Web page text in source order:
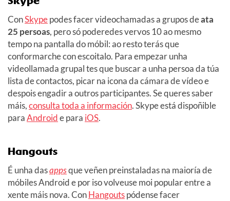
ConSkypepodes facer videochamadas a grupos deata
25 persoas, pero só poderedes vervos 10 ao mesmo
tempo na pantalla do móbil: ao resto terás que
conformarche con escoitalo. Para empezar unha
videollamada grupal tes que buscar a unha persoa da túa
lista de contactos, picar na icona da cámara de vídeo e
despois engadir a outros participantes. Se queres saber
máis,consulta toda a información. Skype está dispoñible
paraAndroide para iOS.
Hangouts
É unha dasappsque veñen preinstaladas na maioría de
móbiles Android e por iso volveuse moi popular entre a
xente máis nova. ConHangoutspódense facer